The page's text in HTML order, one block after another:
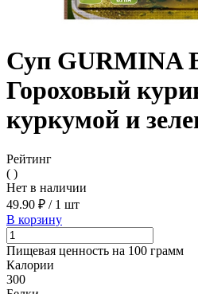
Суп GURMINA
Гороховый
куркумой и
Рейтинг
( )
Нет в наличии
49.90 ₽ /1 шт
В корзину
Пищевая ценность на 100 грамм
Калории
300